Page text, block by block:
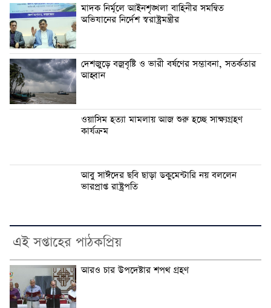
মাদক নির্মূলে আইনশৃঙ্খলা বাহিনীর সমন্বিত
অভিযানের নির্দেশ স্বরাষ্ট্রমন্ত্রীর
দেশজুড়ে বজ্রবৃষ্টি ও ভারী বর্ষণের সম্ভাবনা, সতর্কতার
আহ্বান
ওয়াসিম হত্যা মামলায় আজ শুরু হচ্ছে সাক্ষ্যগ্রহণ
কার্যক্রম
আবু সাঈদের ছবি ছাড়া ডকুমেন্টারি নয় বললেন
ভারপ্রাপ্ত রাষ্ট্রপতি
এই সপ্তাহের পাঠকপ্রিয়
আরও চার উপদেষ্টার শপথ গ্রহণ